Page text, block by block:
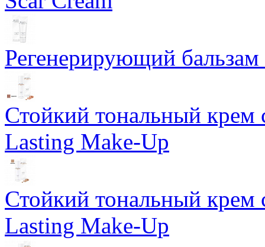
Регенерирующий
Стойкий тональный
Lasting Make-Up
Стойкий тональный
Lasting Make-Up